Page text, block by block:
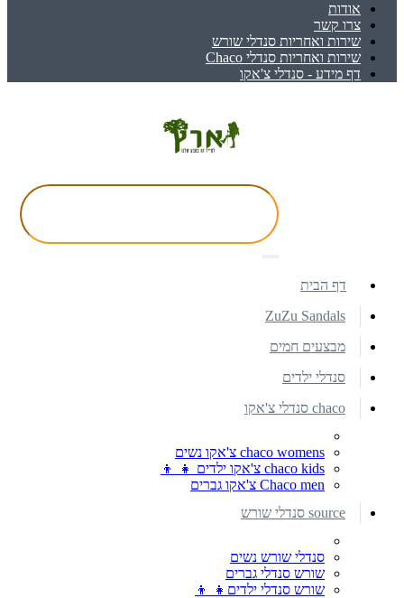
אודות
צרו קשר
שירות ואחריות סנדלי שורש
שירות ואחריות סנדלי Chaco
דף מידע - סנדלי צ'אקו
דף הבית
ZuZu Sandals
מבצעים חמים
סנדלי ילדים
chaco סנדלי צ'אקו
chaco womens צ'אקו נשים
chaco kids צ'אקו ילדים 👧 👦
Chaco men צ'אקו גברים
source סנדלי שורש
סנדלי שורש נשים
שורש סנדלי גברים
שורש סנדלי ילדים👧 👦